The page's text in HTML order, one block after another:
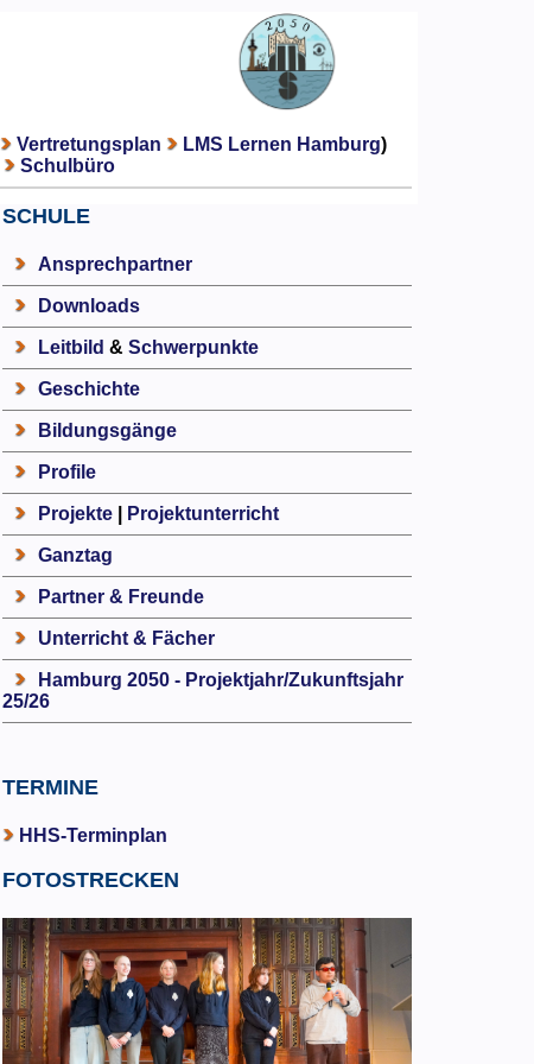
Vertretungsplan LMS Lernen Hamburg)
Schulbüro
SCHULE
Ansprechpartner
Downloads
Leitbild & Schwerpunkte
Geschichte
Bildungsgänge
Profile
Projekte| Projektunterricht
Ganztag
Partner & Freunde
Unterricht & Fächer
Hamburg 2050 - Projektjahr/Zukunftsjahr
25/26
TERMINE
HHS-Terminplan
FOTOSTRECKEN